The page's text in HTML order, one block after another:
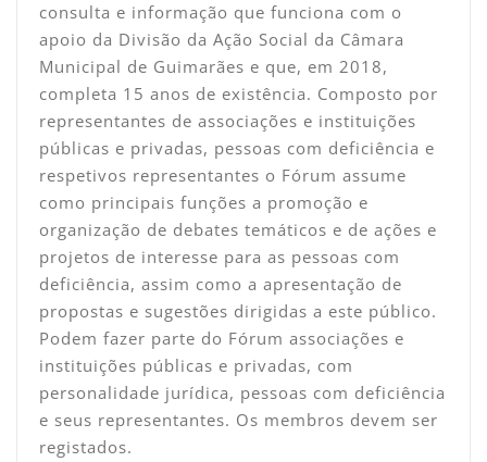
consulta e informação que funciona com o
apoio da Divisão da Ação Social da Câmara
Municipal de Guimarães e que, em 2018,
completa 15 anos de existência. Composto por
representantes de associações e instituições
públicas e privadas, pessoas com deficiência e
respetivos representantes o Fórum assume
como principais funções a promoção e
organização de debates temáticos e de ações e
projetos de interesse para as pessoas com
deficiência, assim como a apresentação de
propostas e sugestões dirigidas a este público.
Podem fazer parte do Fórum associações e
instituições públicas e privadas, com
personalidade jurídica, pessoas com deficiência
e seus representantes. Os membros devem ser
registados.